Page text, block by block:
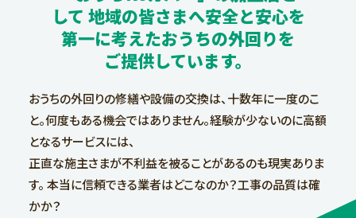
して 地域の皆さまへ安全と安心を
第一に考えたおうちの外回りを
ご提供しています。
おうちの外回りの修繕や設備の交換は、十数年に一度のこ
と。何度もある機会ではありません。経験が少ないのに高額
となるサービスには、
正直な施主さまが不利益を被ることがあるのも現実ありま
す。 本当に信頼できる業者はどこなのか？工事の品質は確
かか？